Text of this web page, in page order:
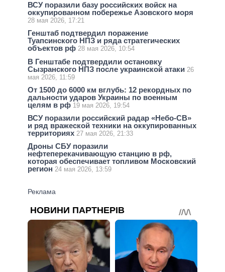
ВСУ поразили базу российских войск на
оккупированном побережье Азовского моря
28 мая 2026, 17:21
Генштаб подтвердил поражение
Туапсинского НПЗ и ряда стратегических
объектов рф 28 мая 2026, 10:54
В Генштабе подтвердили остановку
Сызранского НПЗ после украинской атаки 26
мая 2026, 11:59
От 1500 до 6000 км вглубь: 12 рекордных по
дальности ударов Украины по военным
целям в рф 19 мая 2026, 19:54
ВСУ поразили российский радар «Небо-СВ»
и ряд вражеской техники на оккупированных
территориях 27 мая 2026, 21:33
Дроны СБУ поразили
нефтеперекачивающую станцию в рф,
которая обеспечивает топливом Московский
регион 24 мая 2026, 13:59